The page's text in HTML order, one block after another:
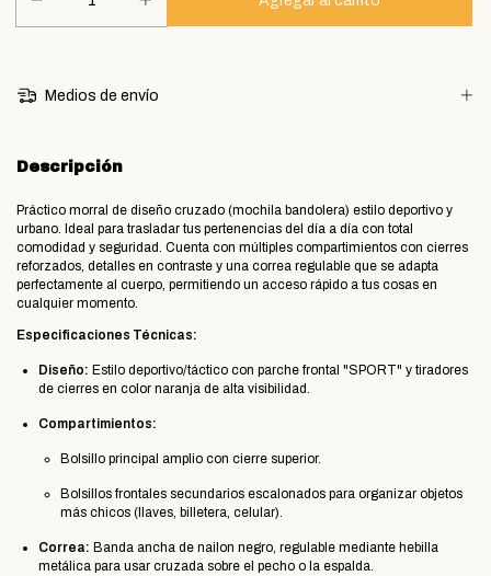
Medios de envío
Descripción
Práctico morral de diseño cruzado (mochila bandolera) estilo deportivo y
urbano. Ideal para trasladar tus pertenencias del día a día con total
comodidad y seguridad. Cuenta con múltiples compartimientos con cierres
reforzados, detalles en contraste y una correa regulable que se adapta
perfectamente al cuerpo, permitiendo un acceso rápido a tus cosas en
cualquier momento.
Especificaciones Técnicas:
Diseño: Estilo deportivo/táctico con parche frontal "SPORT" y tiradores
de cierres en color naranja de alta visibilidad.
Compartimientos:
Bolsillo principal amplio con cierre superior.
Bolsillos frontales secundarios escalonados para organizar objetos
más chicos (llaves, billetera, celular).
Correa: Banda ancha de nailon negro, regulable mediante hebilla
metálica para usar cruzada sobre el pecho o la espalda.